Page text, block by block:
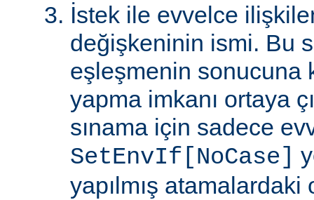
İstek ile evvelce
değişkeninin ismi. Bu
eşleşmenin sonucuna
yapma imkanı ortaya
sınama için sadece
SetEnvIf[NoCase]
yapılmış